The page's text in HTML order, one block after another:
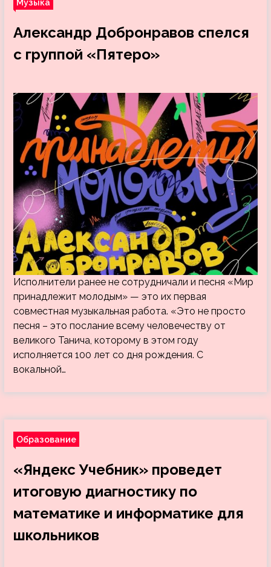
Музыка
Александр Добронравов спелся
с группой «Пятеро»
Исполнители ранее не сотрудничали и песня «Мир
принадлежит молодым» — это их первая
совместная музыкальная работа. «Это не просто
песня – это послание всему человечеству от
великого Танича, которому в этом году
исполняется 100 лет со дня рождения. С
вокальной…
Образование
«Яндекс Учебник» проведет
итоговую диагностику по
математике и информатике для
школьников